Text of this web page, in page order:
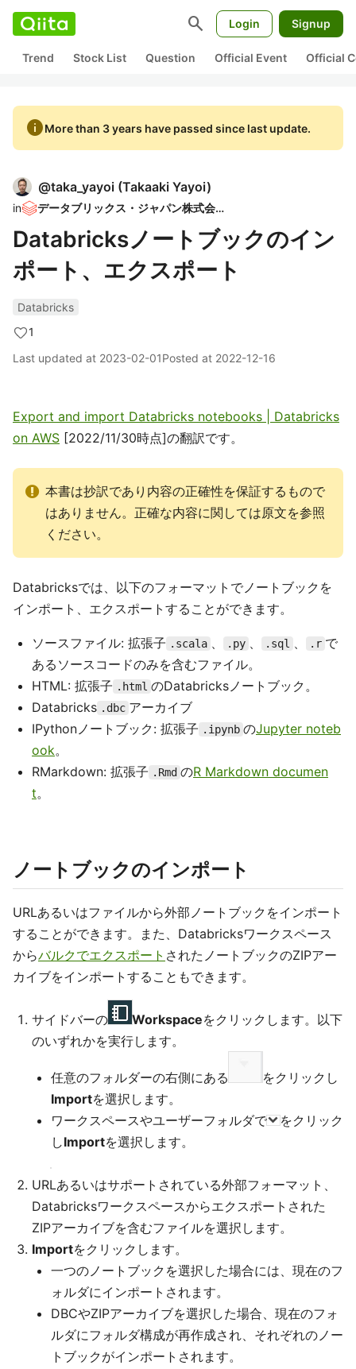
search Login Signup
Trend Stock List Question Official Event Official
infoMore than 3 years have passed since last update.
@taka_yayoi (Takaaki Yayoi)
in データブリックス・ジャパン株式会社
Databricksノートブックのイン
ポート、エクスポート
Databricks
1
Last updated at 2023-02-01Posted at 2022-12-16
Export and import Databricks notebooks | Databricks
on AWS [2022/11/30時点]の翻訳です。
本書は抄訳であり内容の正確性を保証するもので
はありません。正確な内容に関しては原文を参照
ください。
Databricksでは、以下のフォーマットでノートブックを
インポート、エクスポートすることができます。
ソースファイル: 拡張子 .scala 、 .py 、 .sql 、 .r で
あるソースコードのみを含むファイル。
HTML: 拡張子 .html のDatabricksノートブック。
Databricks .dbc アーカイブ
IPythonノートブック: 拡張子 .ipynb のJupyter noteb
ook。
RMarkdown: 拡張子 .Rmd のR Markdown documen
t。
ノートブックのインポート
URLあるいはファイルから外部ノートブックをインポート
することができます。また、Databricksワークスペース
からバルクでエクスポート されたノートブックのZIPアー
カイブをインポートすることもできます。
サイドバーの Workspaceをクリックします。以下
のいずれかを実行します。
任意のフォルダーの右側にある
をクリックし
Importを選択します。
ワークスペースやユーザーフォルダで
をクリック
しImportを選択します。
URLあるいはサポートされている外部フォーマット、
Databricksワークスペースからエクスポートされた
ZIPアーカイブを含むファイルを選択します。
Importをクリックします。
一つのノートブックを選択した場合には、現在のフ
ォルダにインポートされます。
DBCやZIPアーカイブを選択した場合、現在のフォ
ルダにフォルダ構成が再作成され、それぞれのノー
トブックがインポートされます。